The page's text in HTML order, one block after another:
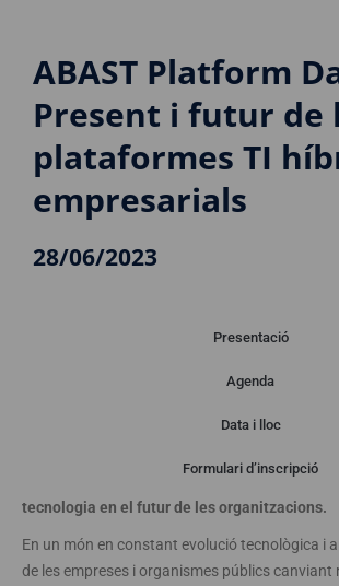
ABAST Platform
Present i futur de
plataformes TI
empresarials
28/06/2023
Presentació
Agenda
Data i lloc
Formulari d’inscripció
Conegui, de la mà d’analistes i directors de
tecnologia en el futur de les organitzacions.
En un món en constant evolució tecnològica i
de les empreses i organismes públics canviant